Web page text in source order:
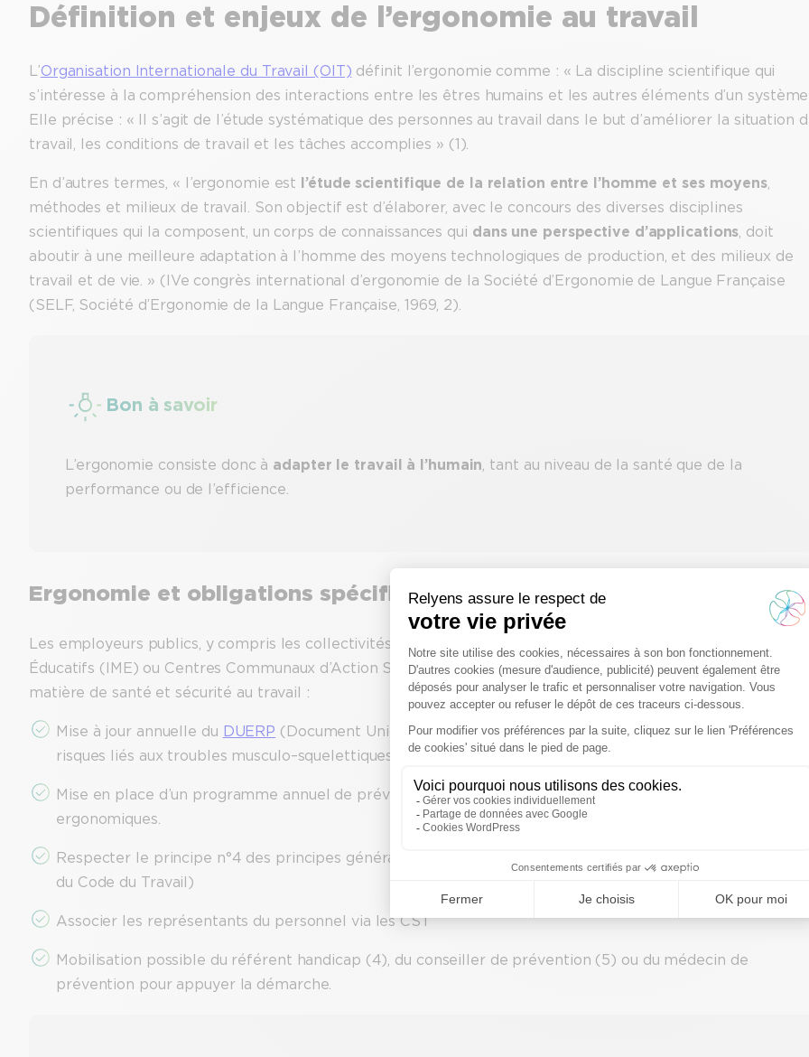
Définition et enjeux de l’ergonomie au travail
L’Organisation Internationale du Travail (OIT) définit l’ergonomie comme : « La discipline scientifique qui
s’intéresse à la compréhension des interactions entre les êtres humains et les autres éléments d’un système
Elle précise : « Il s’agit de l’étude systématique des personnes au travail dans le but d’améliorer la situation
travail, les conditions de travail et les tâches accomplies » (1).
En d’autres termes, « l’ergonomie est l’étude scientifique de la relation entre l’homme et ses moyens,
méthodes et milieux de travail. Son objectif est d’élaborer, avec le concours des diverses disciplines
scientifiques qui la composent, un corps de connaissances qui dans une perspective d’applications, doit
aboutir à une meilleure adaptation à l’homme des moyens technologiques de production, et des milieux de
travail et de vie. » (IVe congrès international d’ergonomie de la Société d’Ergonomie de Langue Française
(SELF, Société d’Ergonomie de la Langue Française, 1969, 2).
Bon à savoir
L’ergonomie consiste donc à adapter le travail à l’humain, tant au niveau de la santé que de la
performance ou de l’efficience.
Ergonomie et obligations spécifiques dans la fonction publique
Les employeurs publics, y compris les collectivités territoriales, hôpitaux, EHPAD, les Instituts Médico-
Éducatifs (IME) ou Centres Communaux d’Action Sociale (CCAS), sont soumis à des obligations précises en
matière de santé et sécurité au travail :
Mise à jour annuelle du DUERP (Document Unique d’Évaluation des Risques Professionnels, 3), incluant
risques liés aux troubles musculo–squelettiques (TMS)et aux risques psychosociaux (RPS).
Mise en place d’un programme annuel de prévention (PAPRIPACT), qui peut intégrer des actions
ergonomiques.
Respecter le principe n°4 des principes généraux de prévention : adapter le travail à l’homme (art.
du Code du Travail)
Associer les représentants du personnel via les CST
Mobilisation possible du référent handicap (4), du conseiller de prévention (5) ou du médecin de
prévention pour appuyer la démarche.